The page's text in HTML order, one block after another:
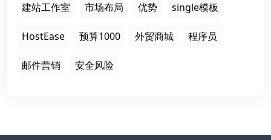
建站工作室 市场布局 优势 single模板
HostEase 预算1000 外贸商城 程序员
邮件营销 安全风险